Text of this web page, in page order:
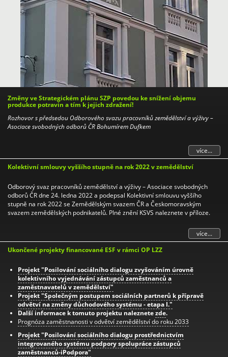
Změny ve Strategickém plánu SZP povedou ke snížení objemu
produkce potravin a tím k jejich zdražení!
Rozhovor s předsedou Odborového svazu pracovníků zemědělství a výživy –
Asociace svobodných odborů ČR Bohumírem Dufkem
více...
Kolektivní smlouvy vyššího stupně na rok 2022 v zemědělství
Odborový svaz pracovníků zemědělství a výživy – Asociace svobodných
odborů ČR dne 24. ledna 2022 a podepsal Kolektivní smlouvu vyššího
stupně na rok 2022 se Zemědělským svazem ČR a Českomoravským
svazem zemědělských podnikatelů. Plné znění KSVS naleznete v příloze.
více...
Ukončené projekty financované ESF v rámci OP LZZ
Projekt "Posilování sociálního dialogu zvyšováním úrovně
kolektivního vyjednávání zástupců zaměstnanců a
zaměstnavatelů v zemědělství"
Projekt "Společným postupem sociálních partnerů k přípravě
odvětví na změny důchodového systému - etapa I."
Další informace k tomuto projektu naleznetezde.
Prognóza zaměstnanosti v odvětví zemědělství do roku 2033
Projekt "Posilování sociálního dialogu prostřednictvím
integrovaného systému podpory spolupráce zástupců
zaměstnanců-iPodpora"